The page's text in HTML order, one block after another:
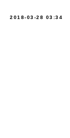
2018-03-28 03:34